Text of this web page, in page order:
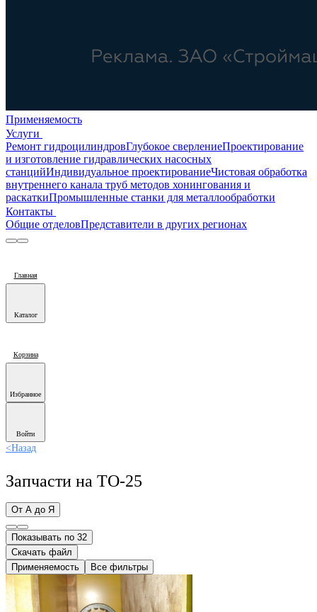
Применяемость
Услуги
Ремонт гидроцилиндровГлубокое сверлениеПроектирование
и изготовление гидравлических насосных
станцийИндивидуальное проектированиеЧистовая обработка
внутреннего канала труб методов хонингования и
раскаткиПромышленные станки для металлообработки
Контакты
Общие отделовПредставители в других регионах
Главная
Каталог
Корзина
Избранное
Войти
<Назад
Запчасти на ТО-25
От А до Я
Показывать по 32
Скачать файл
Применяемость
Все фильтры